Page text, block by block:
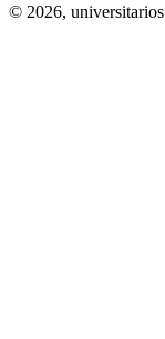
© 2026, universitarios